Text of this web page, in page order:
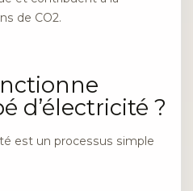
de CO2.
d’électricité ?
est un processus simple